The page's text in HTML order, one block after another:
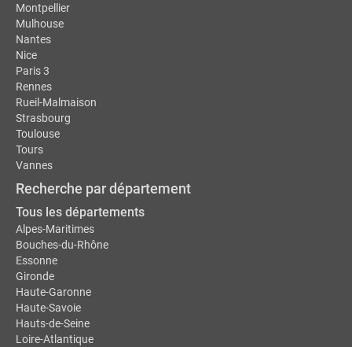
Montpellier
Mulhouse
Nantes
Nice
Paris 3
Rennes
Rueil-Malmaison
Strasbourg
Toulouse
Tours
Vannes
Recherche par département
Tous les départements
Alpes-Maritimes
Bouches-du-Rhône
Essonne
Gironde
Haute-Garonne
Haute-Savoie
Hauts-de-Seine
Loire-Atlantique